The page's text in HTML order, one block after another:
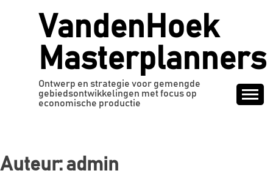
VandenHoek
Masterplanners
Ontwerp en strategie voor gemengde
gebiedsontwikkelingen met focus op
economische productie
Auteur:admin